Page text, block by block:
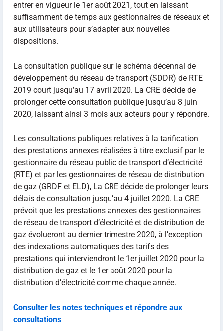
entrer en vigueur le 1er août 2021, tout en laissant
suffisamment de temps aux gestionnaires de réseaux et
aux utilisateurs pour s’adapter aux nouvelles
dispositions.
La consultation publique sur le schéma décennal de
développement du réseau de transport (SDDR) de RTE
2019 court jusqu’au 17 avril 2020. La CRE décide de
prolonger cette consultation publique jusqu’au 8 juin
2020, laissant ainsi 3 mois aux acteurs pour y répondre.
Les consultations publiques relatives à la tarification
des prestations annexes réalisées à titre exclusif par le
gestionnaire du réseau public de transport d’électricité
(RTE) et par les gestionnaires de réseau de distribution
de gaz (GRDF et ELD), La CRE décide de prolonger leurs
délais de consultation jusqu’au 4 juillet 2020. La CRE
prévoit que les prestations annexes des gestionnaires
de réseau de transport d’électricité et de distribution de
gaz évolueront au dernier trimestre 2020, à l’exception
des indexations automatiques des tarifs des
prestations qui interviendront le 1er juillet 2020 pour la
distribution de gaz et le 1er août 2020 pour la
distribution d’électricité comme chaque année.
Consulter les notes techniques et répondre aux
consultations